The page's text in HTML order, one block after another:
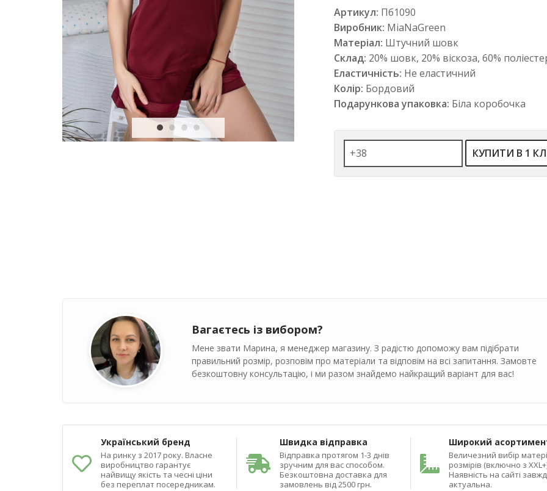
Артикул: Пб1090
Виробник: MiaNaGreen
Матеріал: Штучний шовк
Склад: 20% шовк, 20% віскоза, 60%
Еластичність: Не еластичний
Колір: Бордовий
Подарункова упаковка: Біла коробочка
КУПИТИ В 1
Вагаєтесь із вибором?
Мене звати Марина, я менеджер магазину. З радістю допоможу вам підібрати
правильний розмір, розповім про матеріали та відповім на всі запитання. Замовте
безкоштовну консультацію, і ми разом знайдемо найкращий варіант для вас!
Український бренд
На ринку з 2017 року. Власне
виробництво гарантує
найвищу якість та чесні ціни
без переплат посередникам.
Швидка відправка
Відправка протягом 1-3 днів
зручним для вас способом.
Безкоштовна доставка для
замовлень від 2500 грн.
Широкий
Величезний вибір
розмірів (включно з
Наявність на сайті
актуальна.